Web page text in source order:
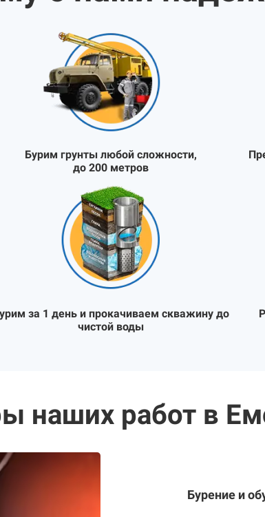
Бурим грунты любой сложности,
до 200 метров
за 1 день и прокачиваем скважину до
чистой воды
наших работ в
Бурение и